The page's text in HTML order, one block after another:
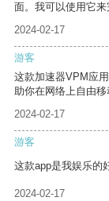
面。我可以使用它来
2024-02-17
游客
这款加速器VPM应
助你在网络上自由移
2024-02-17
游客
这款app是我娱乐的
2024-02-17